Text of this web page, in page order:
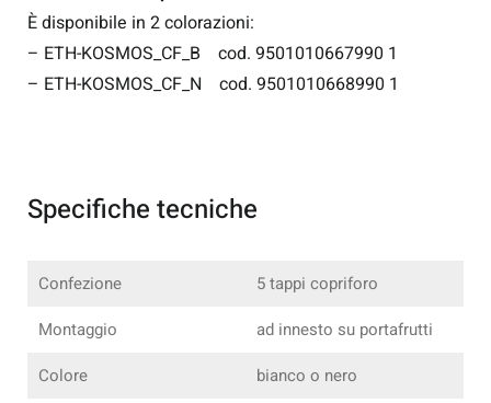
È disponibile in 2 colorazioni:
– ETH-KOSMOS_CF_B cod. 9501010667990 1
– ETH-KOSMOS_CF_N cod. 9501010668990 1
Specifiche tecniche
Confezione
5 tappi copriforo
Montaggio
ad innesto su portafrutti
Colore
bianco o nero